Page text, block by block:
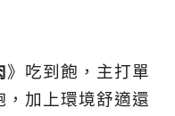
》吃到飽，主打單
，加上環境舒適還